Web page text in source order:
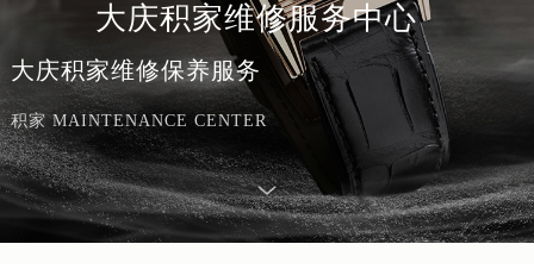
大庆积家维修服务中心
大庆积家维修保养服务
积家 MAINTENANCE CENTER